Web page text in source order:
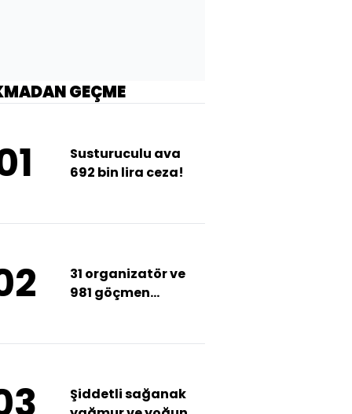
GEÇME
Susturuculu ava
692 bin lira ceza!
31 organizatör ve
981 göçmen
Şiddetli sağanak